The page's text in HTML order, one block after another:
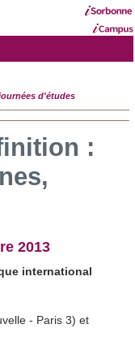
d'études
:
2013
international
- Paris 3) et